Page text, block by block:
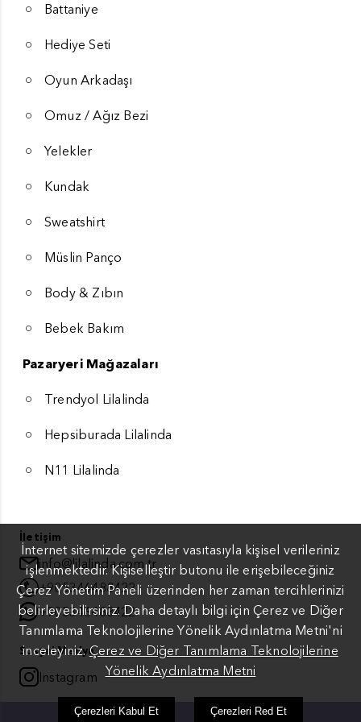
Battaniye
Hediye Seti
Oyun Arkadaşı
Omuz / Ağız Bezi
Yelekler
Kundak
Sweatshirt
Müslin Panço
Body & Zıbın
Bebek Bakım
Pazaryeri Mağazaları
Trendyol Lilalinda
Hepsiburada Lilalinda
N11 Lilalinda
İletişim
info@lilalinda.com.tr
+905346488422
+905346488422
Sosyal Medya
Instagram
İnternet sitemizde çerezler vasıtasıyla kişisel verileriniz
işlenmektedir. Kişiselleştir butonu ile erişebileceğiniz
Çerez Yönetim Paneli üzerinden her zaman tercihlerinizi
belirleyebilirsiniz. Daha detaylı bilgi için Çerez ve Diğer
Tanımlama Teknolojilerine Yönelik Aydınlatma Metni'ni
inceleyiniz.Çerez ve Diğer Tanımlama Teknolojilerine
Yönelik Aydınlatma Metni
Çerezleri Kabul Et Çerezleri Red Et